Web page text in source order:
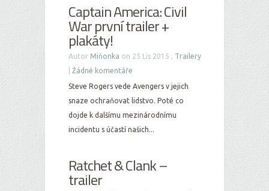
Captain America: Civil
War první trailer +
plakáty!
Autor Miňonka on 25 Lis 2015 , Trailery
Žádné komentáře
Steve Rogers vede Avengers v jejich
snaze ochraňovat lidstvo. Poté co
dojde k dalšímu mezinárodnímu
incidentu s účastí našich...
Ratchet & Clank –
trailer